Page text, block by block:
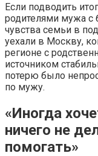
Если подводить
родителями мужа
чувства семьи в
уехали в Москву,
регионе с
источником
потерю было
по мужу.
«Иногда
ничего не
помогать»